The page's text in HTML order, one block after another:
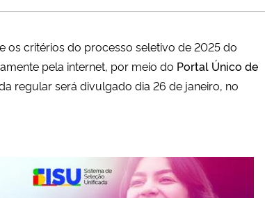
os critérios do processo seletivo de 2025 do
pela internet, por meio do Portal Único de
regular será divulgado dia 26 de janeiro, no